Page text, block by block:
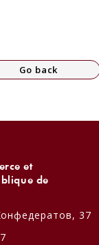
Go back
et
de
37